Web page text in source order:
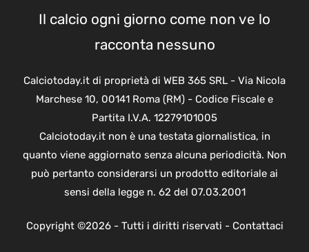
Il calcio ogni giorno come non ve lo
racconta nessuno
Calciotoday.it di proprietà di WEB 365 SRL - Via Nicola
Marchese 10, 00141 Roma (RM) - Codice Fiscale e
Partita I.V.A. 12279101005
Calciotoday.it non è una testata giornalistica, in
quanto viene aggiornato senza alcuna periodicità. Non
può pertanto considerarsi un prodotto editoriale ai
sensi della legge n. 62 del 07.03.2001
Copyright ©2026 - Tutti i diritti riservati - Contattaci